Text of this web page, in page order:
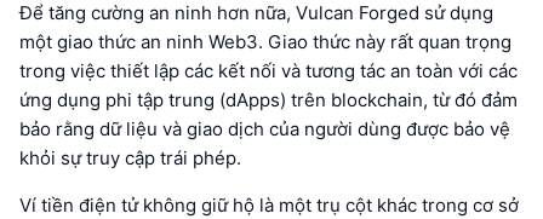
Để tăng cường an ninh hơn nữa, Vulcan Forged sử dụng
một giao thức an ninh Web3. Giao thức này rất quan trọng
trong việc thiết lập các kết nối và tương tác an toàn với các
ứng dụng phi tập trung (dApps) trên blockchain, từ đó đảm
bảo rằng dữ liệu và giao dịch của người dùng được bảo vệ
khỏi sự truy cập trái phép.
Ví tiền điện tử không giữ hộ là một trụ cột khác trong cơ sở